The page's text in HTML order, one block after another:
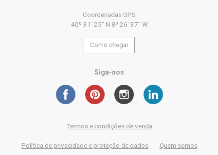
Coordenadas GPS
40º 31' 25'' N 8º 26' 37'' W
Como chegar
Siga-nos
Termos e condições de venda
Política de privacidade e proteção de dados Quem somos